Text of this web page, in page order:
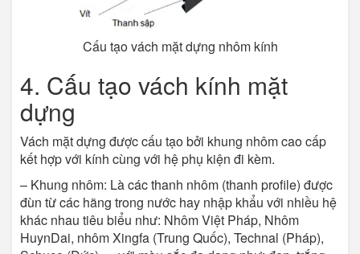
Cấu tạo vách mặt dựng nhôm kính
4. Cấu tạo vách kính mặt
dựng
Vách mặt dựng được cấu tạo bởi khung nhôm cao cấp
kết hợp với kính cùng với hệ phụ kiện đi kèm.
– Khung nhôm: Là các thanh nhôm (thanh profile) được
đùn từ các hãng trong nước hay nhập khẩu với nhiều hệ
khác nhau tiêu biểu như: Nhôm Việt Pháp, Nhôm
HuynDai, nhôm Xingfa (Trung Quốc), Technal (Pháp),